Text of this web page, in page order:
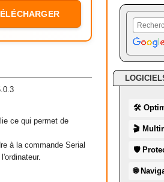
ce qui permet de
à la commande Serial
🛠
🎬
🛡
🌐